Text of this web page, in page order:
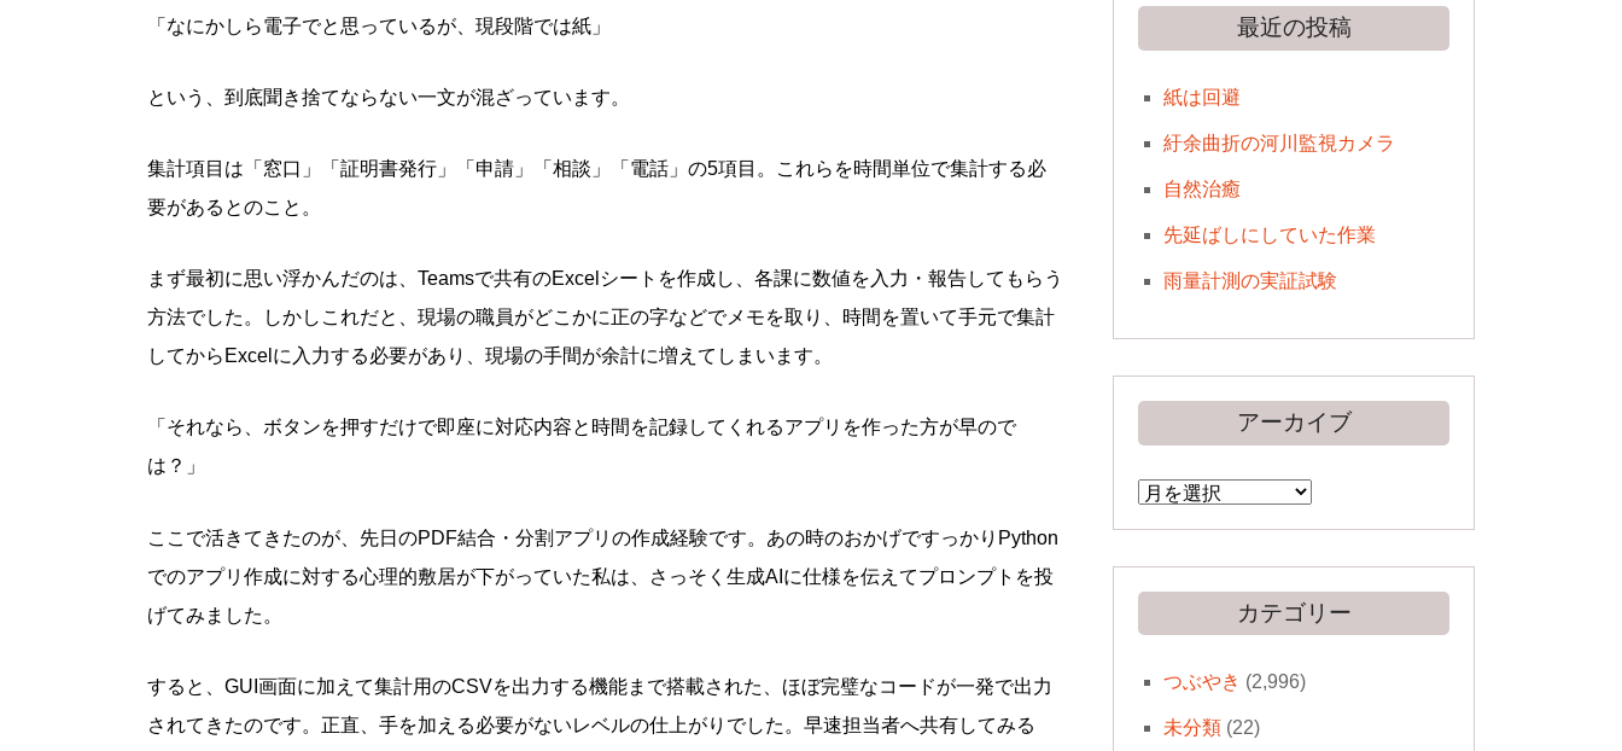
「なにかしら電子でと思っているが、現段階では紙」
という、到底聞き捨てならない一文が混ざっています。
集計項目は「窓口」「証明書発行」「申請」「相談」「電話」の5項目。これらを時間単位で集計する必
要があるとのこと。
まず最初に思い浮かんだのは、Teamsで共有のExcelシートを作成し、各課に数値を入力・報告してもらう
方法でした。しかしこれだと、現場の職員がどこかに正の字などでメモを取り、時間を置いて手元で集計
してからExcelに入力する必要があり、現場の手間が余計に増えてしまいます。
「それなら、ボタンを押すだけで即座に対応内容と時間を記録してくれるアプリを作った方が早ので
は？」
ここで活きてきたのが、先日のPDF結合・分割アプリの作成経験です。あの時のおかげですっかりPython
でのアプリ作成に対する心理的敷居が下がっていた私は、さっそく生成AIに仕様を伝えてプロンプトを投
げてみました。
すると、GUI画面に加えて集計用のCSVを出力する機能まで搭載された、ほぼ完璧なコードが一発で出力
されてきたのです。正直、手を加える必要がないレベルの仕上がりでした。早速担当者へ共有してみる
最近の投稿
紙は回避
紆余曲折の河川監視カメラ
自然治癒
先延ばしにしていた作業
雨量計測の実証試験
アーカイブ
ア
ー
カ
カテゴリー
つぶやき (2,996)
未分類(22)